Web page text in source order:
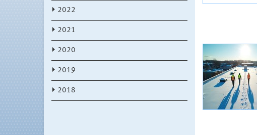
2022
2021
2020
2019
2018